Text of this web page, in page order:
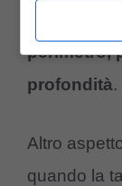
perimetro,
profondità.
Altro
quando la